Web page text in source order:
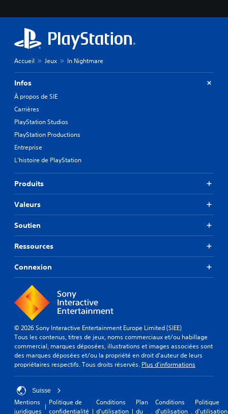
Accueil Jeux In Nightmare
Infos
À propos de SIE
Carrières
PlayStation Studios
PlayStation Productions
Entreprise
L'histoire de PlayStation
Produits
Valeurs
Soutien
Ressources
Connexion
© 2026 Sony Interactive Entertainment Europe Limited (SIEE)
Tous les contenus, titres de jeux, noms commerciaux et/ou habillage
commercial, marques déposées, illustrations et images associées sont
des marques déposées et/ou la propriété en droit d'auteur de leurs
propriétaires respectifs. Tous droits réservés. Plus d'informations
Suisse
Mentions
juridiques
Politique de
confidentialité
Conditions
d'utilisation
Plan
du
Conditions
d'utilisation
Politique
d'utilisation